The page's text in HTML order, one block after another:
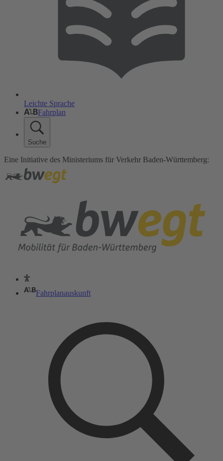
Leichte Sprache
Fahrplan
Suche
Eine Initiative des Ministeriums für Verkehr Baden-Württemberg:
Fahrplanauskunft